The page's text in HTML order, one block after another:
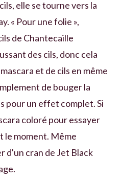
elle se tourne vers la
« Pour une folie »,
de Chantecaille
des cils, donc cela
et de cils en même
de bouger la
pour un effet complet. Si
coloré pour essayer
le moment. Même
d'un cran de Jet Black